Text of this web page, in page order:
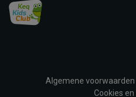
Algemene voorwaarden
Cookies